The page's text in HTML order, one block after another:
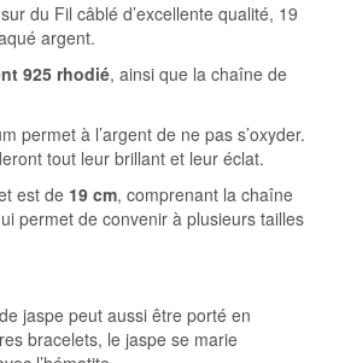
du Fil câblé d’excellente qualité, 19
argent.
925 rhodié, ainsi que la chaîne de
permet à l’argent de ne pas s’oxyder.
tout leur brillant et leur éclat.
est de 19 cm, comprenant la chaîne
permet de convenir à plusieurs tailles
jaspe peut aussi être porté en
bracelets, le jaspe se marie